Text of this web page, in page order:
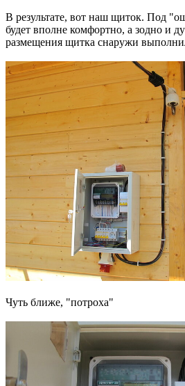
В результате, вот наш щиток. Под
будет вполне комфортно, а зодно и
размещения щитка снаружи
Чуть ближе, "потроха"